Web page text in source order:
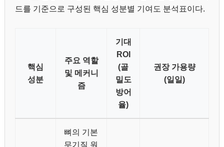
드를 기준으로 구성된 핵심 성분별 기여도 분석표이다.
핵심
성분
주요 역할
및 메커니
즘
기대
ROI
(골
밀도
방어
율)
권장 가용량
(일일)
뼈의 기본
무기질 원